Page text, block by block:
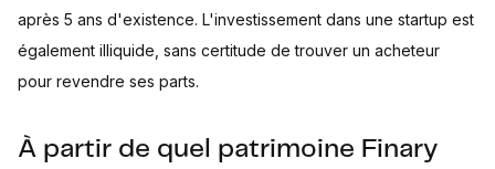
après 5 ans d'existence. L'investissement dans une startup est
également illiquide, sans certitude de trouver un acheteur
pour revendre ses parts.
À partir de quel patrimoine Finary